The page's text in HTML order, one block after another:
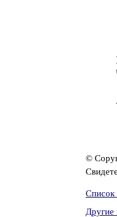
©
Список
Другие